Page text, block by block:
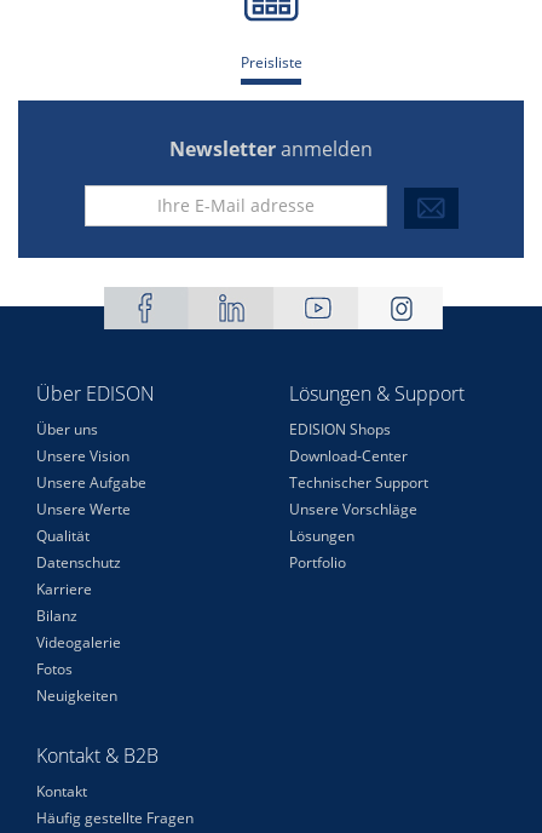
Preisliste
Newsletteranmelden
Über EDISON
Über uns
Unsere Vision
Unsere Aufgabe
Unsere Werte
Qualität
Datenschutz
Karriere
Bilanz
Videogalerie
Fotos
Neuigkeiten
Lösungen & Support
EDISION Shops
Download-Center
Technischer Support
Unsere Vorschläge
Lösungen
Portfolio
Kontakt & B2B
Kontakt
Häufig gestellte Fragen